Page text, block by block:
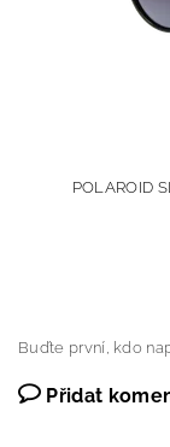
POLAROID
Buďte první, kdo
Přidat